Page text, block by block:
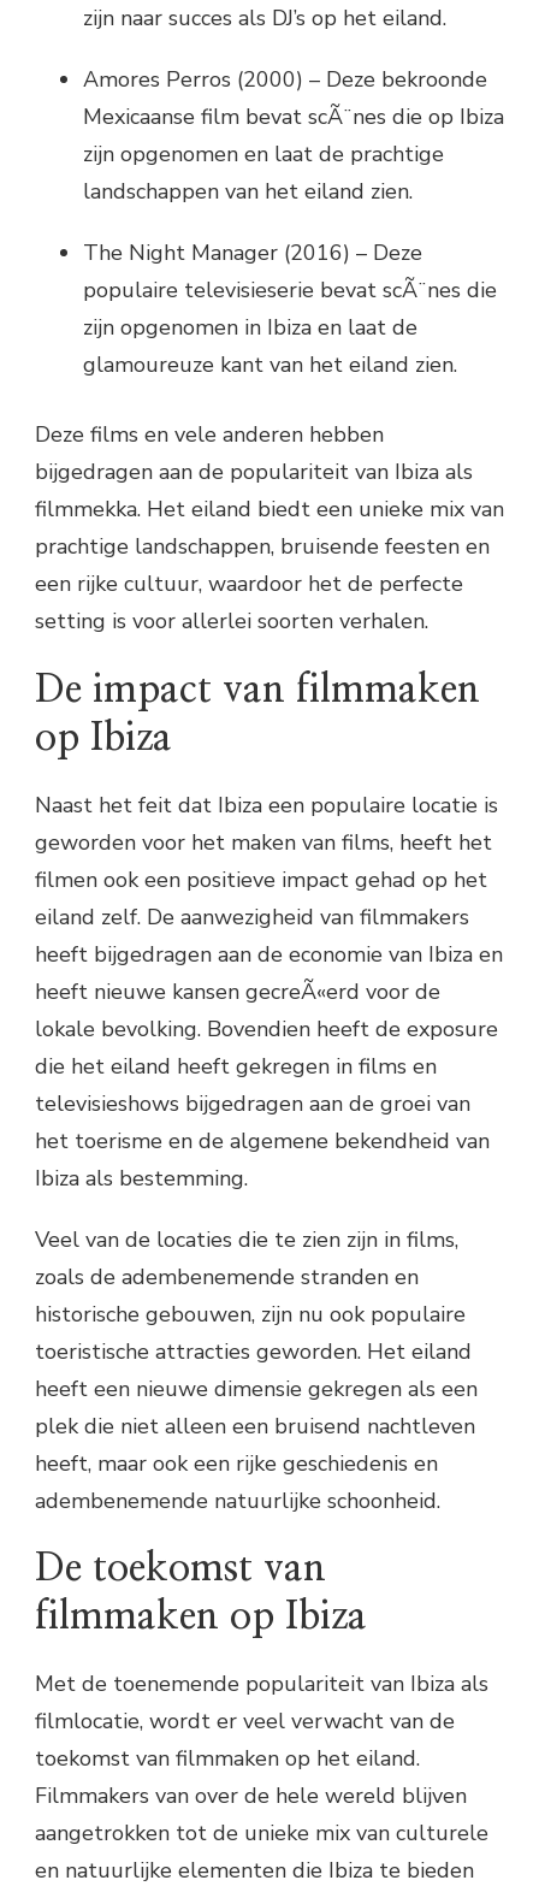
zijn naar succes als DJ’s op het eiland.
Amores Perros (2000) – Deze bekroonde
Mexicaanse film bevat scÃ¨nes die op Ibiza
zijn opgenomen en laat de prachtige
landschappen van het eiland zien.
The Night Manager (2016) – Deze
populaire televisieserie bevat scÃ¨nes die
zijn opgenomen in Ibiza en laat de
glamoureuze kant van het eiland zien.
Deze films en vele anderen hebben
bijgedragen aan de populariteit van Ibiza als
filmmekka. Het eiland biedt een unieke mix van
prachtige landschappen, bruisende feesten en
een rijke cultuur, waardoor het de perfecte
setting is voor allerlei soorten verhalen.
De impact van filmmaken
op Ibiza
Naast het feit dat Ibiza een populaire locatie is
geworden voor het maken van films, heeft het
filmen ook een positieve impact gehad op het
eiland zelf. De aanwezigheid van filmmakers
heeft bijgedragen aan de economie van Ibiza en
heeft nieuwe kansen gecreÃ«erd voor de
lokale bevolking. Bovendien heeft de exposure
die het eiland heeft gekregen in films en
televisieshows bijgedragen aan de groei van
het toerisme en de algemene bekendheid van
Ibiza als bestemming.
Veel van de locaties die te zien zijn in films,
zoals de adembenemende stranden en
historische gebouwen, zijn nu ook populaire
toeristische attracties geworden. Het eiland
heeft een nieuwe dimensie gekregen als een
plek die niet alleen een bruisend nachtleven
heeft, maar ook een rijke geschiedenis en
adembenemende natuurlijke schoonheid.
De toekomst van
filmmaken op Ibiza
Met de toenemende populariteit van Ibiza als
filmlocatie, wordt er veel verwacht van de
toekomst van filmmaken op het eiland.
Filmmakers van over de hele wereld blijven
aangetrokken tot de unieke mix van culturele
en natuurlijke elementen die Ibiza te bieden